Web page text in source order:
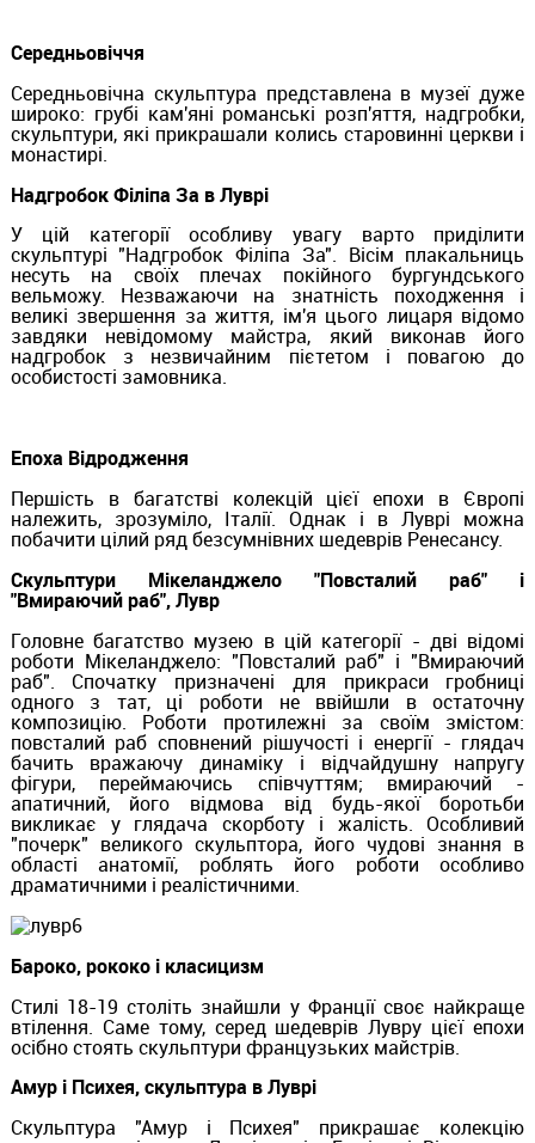
Середньовіччя
Середньовічна скульптура представлена ​​в музеї дуже
широко: грубі кам'яні романські розп'яття, надгробки,
скульптури, які прикрашали колись старовинні церкви і
монастирі.
Надгробок Філіпа За в Луврі
У цій категорії особливу увагу варто приділити
скульптурі "Надгробок Філіпа За". Вісім плакальниць
несуть на своїх плечах покійного бургундського
вельможу. Незважаючи на знатність походження і
великі звершення за життя, ім'я цього лицаря відомо
завдяки невідомому майстра, який виконав його
надгробок з незвичайним пієтетом і повагою до
особистості замовника.
Епоха Відродження
Першість в багатстві колекцій цієї епохи в Європі
належить, зрозуміло, Італії. Однак і в Луврі можна
побачити цілий ряд безсумнівних шедеврів Ренесансу.
Скульптури Мікеланджело "Повсталий раб" і
"Вмираючий раб", Лувр
Головне багатство музею в цій категорії - дві відомі
роботи Мікеланджело: "Повсталий раб" і "Вмираючий
раб". Спочатку призначені для прикраси гробниці
одного з тат, ці роботи не ввійшли в остаточну
композицію. Роботи протилежні за своїм змістом:
повсталий раб сповнений рішучості і енергії - глядач
бачить вражаючу динаміку і відчайдушну напругу
фігури, переймаючись співчуттям; вмираючий -
апатичний, його відмова від будь-якої боротьби
викликає у глядача скорботу і жалість. Особливий
"почерк" великого скульптора, його чудові знання в
області анатомії, роблять його роботи особливо
драматичними і реалістичними.
Бароко, рококо і класицизм
Стилі 18-19 століть знайшли у Франції своє найкраще
втілення. Саме тому, серед шедеврів Лувру цієї епохи
осібно стоять скульптури французьких майстрів.
Амур і Психея, скульптура в Луврі
Скульптура "Амур і Психея" прикрашає колекцію